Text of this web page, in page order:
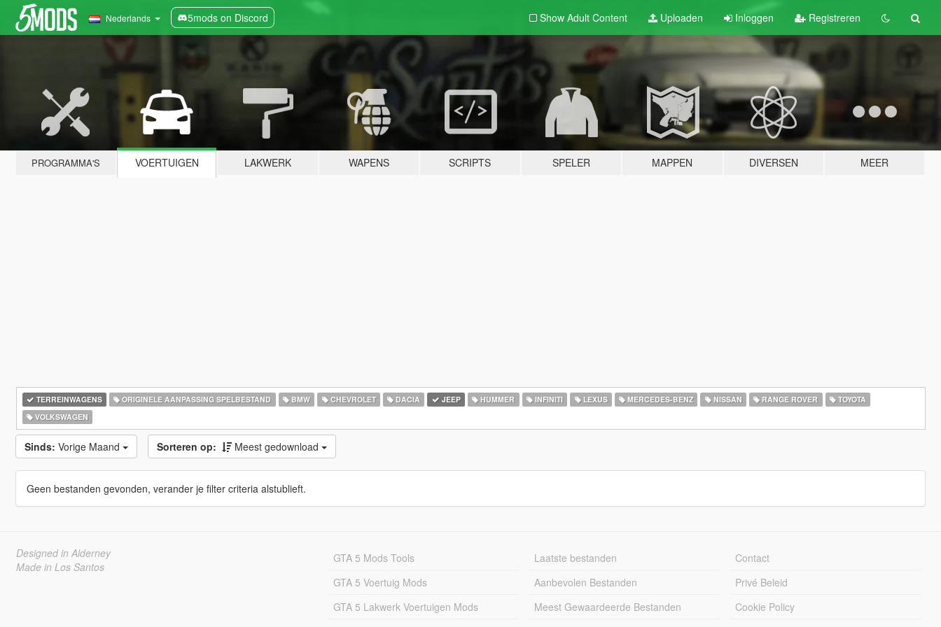
Nederlands 5mods on Discord Show Adult Content Uploaden Inloggen Registreren
PROGRAMMA'S VOERTUIGEN LAKWERK WAPENS SCRIPTS SPELER MAPPEN DIVERSEN MEER
TERREINWAGENS ORIGINELE AANPASSING SPELBESTAND BMW CHEVROLET DACIA JEEP HUMMER INFINITI LEXUS MERCEDES-BENZ NISSAN RANGE ROVER
TOYOTA
VOLKSWAGEN
Sinds: Vorige Maand Sorteren op: Meest gedownload
Geen bestanden gevonden, verander je filter criteria alstublieft.
Designed in Alderney
Made in Los Santos
GTA 5 Mods Tools
GTA 5 Voertuig Mods
GTA 5 Lakwerk Voertuigen Mods
Laatste bestanden
Aanbevolen Bestanden
Meest Gewaardeerde Bestanden
Contact
Privé Beleid
Cookie Policy